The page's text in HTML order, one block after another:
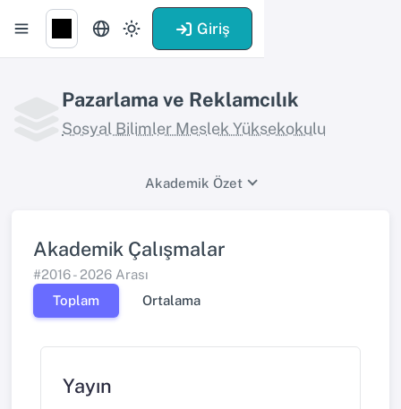
Giriş
Pazarlama ve Reklamcılık
Sosyal Bilimler Meslek Yüksekokulu
Akademik Özet
Akademik Çalışmalar
#2016 - 2026 Arası
Toplam
Ortalama
Yayın